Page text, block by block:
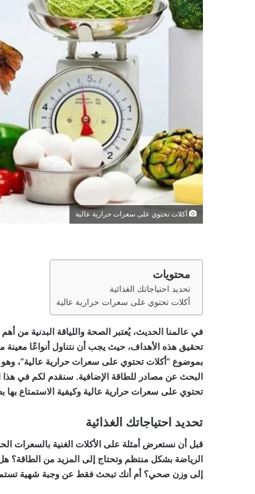
أكلات تحتوي على سعرات حرارية عالية
محتويات
تحديد احتياجاتك الغذائية
أكلات تحتوي على سعرات حرارية عالية
في عالمنا الحديث، يُعتبر الصحة واللياقة البدنية من
تحقيق هذه الأهداف، حيث يجب أن نتناول أنواعًا معينة
بموضوع “أكلات تحتوي على سعرات حرارية عالية”،
البحث عن مصادر للطاقة الإضافية. سنقدم لكم في هذا
تحتوي على سعرات حرارية عالية وكيفية الاستمتاع بها
تحديد احتياجاتك الغذائية
قبل أن نستعرض أمثلة على الأكلات الغنية بالسعرات
الرياضة بشكل منتظم وتحتاج إلى المزيد من الطاقة؟
إلى وزن صحي؟ أم أنك تبحث فقط عن وجبة شهية